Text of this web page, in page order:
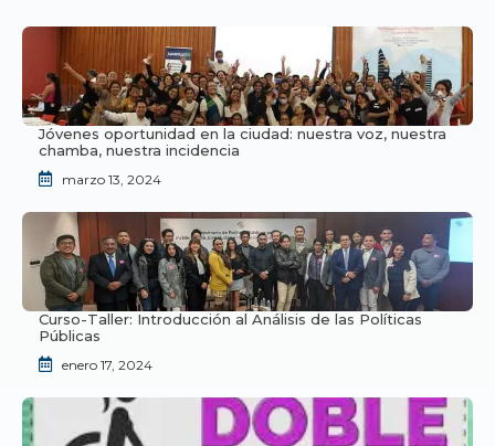
Jóvenes oportunidad en la ciudad: nuestra voz, nuestra
chamba, nuestra incidencia
marzo 13, 2024
Curso-Taller: Introducción al Análisis de las Políticas
Públicas
enero 17, 2024